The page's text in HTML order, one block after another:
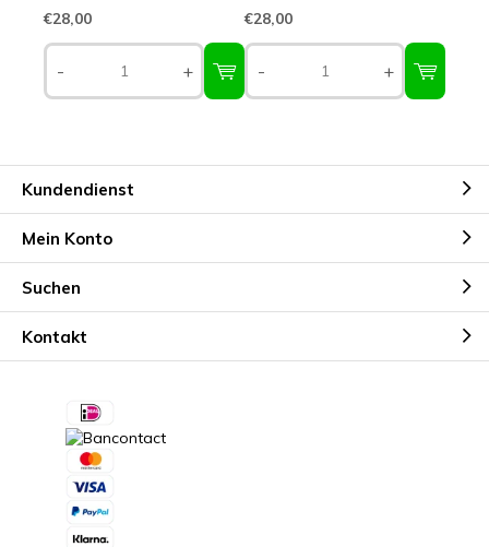
€28,00
- +
€28,00
- +
Kundendienst
Mein Konto
Suchen
Kontakt